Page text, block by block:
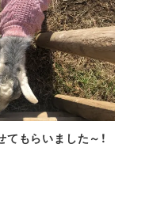
もらいました～！